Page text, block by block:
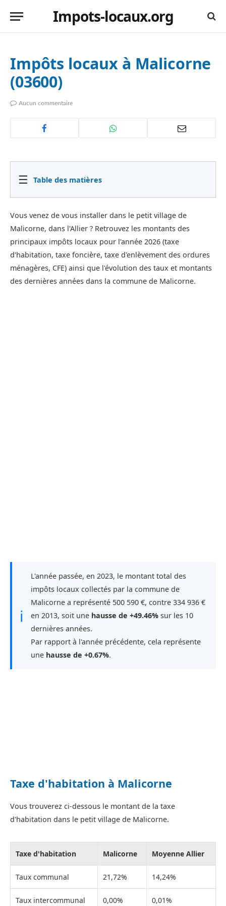
Impots-locaux.org
Impôts locaux à Malicorne
(03600)
Aucun commentaire
☰ Table des matières
Vous venez de vous installer dans le petit village de
Malicorne, dans l'Allier ? Retrouvez les montants des
principaux impôts locaux pour l'année 2026 (taxe
d'habitation, taxe foncière, taxe d'enlèvement des ordures
ménagères, CFE) ainsi que l'évolution des taux et montants
des dernières années dans la commune de Malicorne.
ℹ
L'année passée, en 2023, le montant total des
impôts locaux collectés par la commune de
Malicorne a représenté 500 590 €, contre 334 936 €
en 2013, soit une hausse de +49.46% sur les 10
dernières années.
Par rapport à l'année précédente, cela représente
une hausse de +0.67%.
Taxe d'habitation à Malicorne
Vous trouverez ci-dessous le montant de la taxe
d'habitation dans le petit village de Malicorne.
Taxe d'habitation Malicorne Moyenne Allier
Taux communal 21,72% 14,24%
Taux intercommunal 0,00% 0,01%